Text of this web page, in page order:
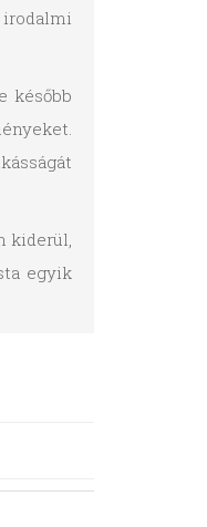
később
kiderül,
egyik